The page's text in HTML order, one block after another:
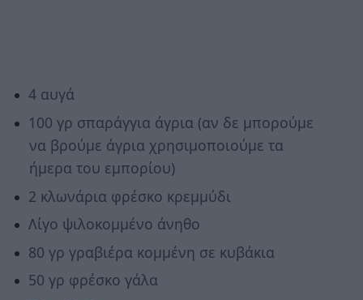
4 αυγά
100 γρ σπαράγγια άγρια (αν δε μπορούμε
να βρούμε άγρια χρησιμοποιούμε τα
ήμερα του εμπορίου)
2 κλωνάρια φρέσκο κρεμμύδι
Λίγο ψιλοκομμένο άνηθο
80 γρ γραβιέρα κομμένη σε κυβάκια
50 γρ φρέσκο γάλα